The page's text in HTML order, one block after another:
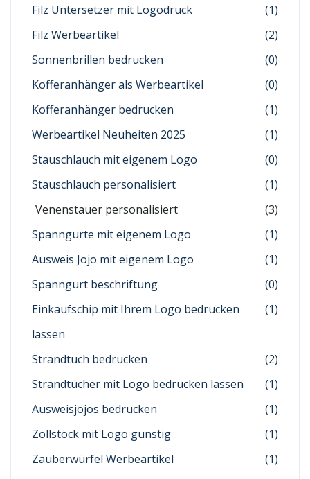
Filz Untersetzer mit Logodruck
(1)
Filz Werbeartikel
(2)
Sonnenbrillen bedrucken
(0)
Kofferanhänger als Werbeartikel
(0)
Kofferanhänger bedrucken
(1)
Werbeartikel Neuheiten 2025
(1)
Stauschlauch mit eigenem Logo
(0)
Stauschlauch personalisiert
(1)
Venenstauer personalisiert
(3)
Spanngurte mit eigenem Logo
(1)
Ausweis Jojo mit eigenem Logo
(1)
Spanngurt beschriftung
(0)
Einkaufschip mit Ihrem Logo bedrucken
lassen
(1)
Strandtuch bedrucken
(2)
Strandtücher mit Logo bedrucken lassen
(1)
Ausweisjojos bedrucken
(1)
Zollstock mit Logo günstig
(1)
Zauberwürfel Werbeartikel
(1)